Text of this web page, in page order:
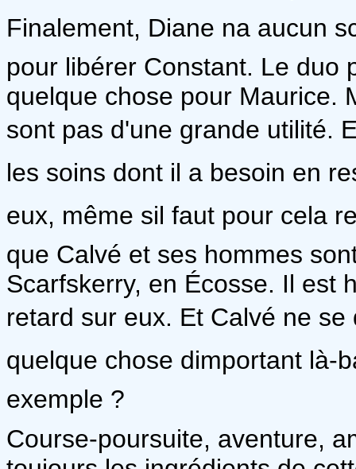
Finalement, Diane na aucun
pour libérer Constant. Le duo
quelque chose pour Maurice.
sont pas d'une grande utilité.
les soins dont il a besoin en
eux, même sil faut pour cela
que Calvé et ses hommes
Scarfskerry, en Écosse. Il est
retard sur eux. Et Calvé ne se
quelque chose dimportant
exemple ?
Course-poursuite, aventure,